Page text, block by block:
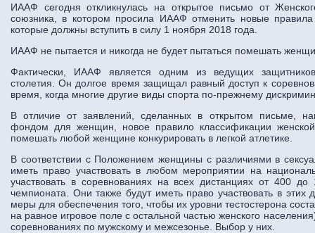
ИААФ сегодня откликнулась на открытое письмо от
союзника, в котором просила ИААФ отменить новые
которые должны вступить в силу 1 ноября 2018 года.
ИААФ не пытается и никогда не будет пытаться помешать
Фактически, ИААФ является одним из ведущих
столетия. Он долгое время защищал равный доступ к
время, когда многие другие виды спорта по-прежнему
В отличие от заявлений, сделанных в открытом письме,
фондом для женщин, новое правило классификации
помешать любой женщине конкурировать в легкой атлетике.
В соответствии с Положением женщины с различиями в
иметь право участвовать в любом мероприятии на
участвовать в соревнованиях на всех дистанциях от 400
чемпионата. Они также будут иметь право участвовать в этих
меры для обеспечения того, чтобы их уровни тестостерона
на равное игровое поле с остальной частью женского
соревнованиях по мужскому и межсезонье. Выбор у них.